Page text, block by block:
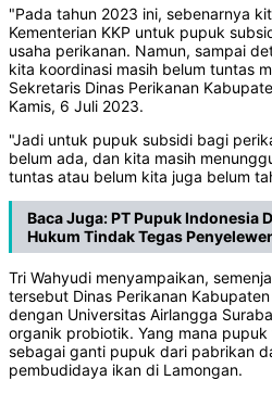
"Pada tahun 2023 ini, sebenarnya
Kementerian KKP untuk pupuk
usaha perikanan. Namun, sampai
kita koordinasi masih belum tuntas
Sekretaris Dinas Perikanan
Kamis, 6 Juli 2023.
"Jadi untuk pupuk subsidi bagi
belum ada, dan kita masih
tuntas atau belum kita juga belum
Baca Juga:PT Pupuk Indonesia
Hukum Tindak Tegas
Tri Wahyudi menyampaikan,
tersebut Dinas Perikanan
dengan Universitas Airlangga
organik probiotik. Yang mana
sebagai ganti pupuk dari pabrikan
pembudidaya ikan di Lamongan.